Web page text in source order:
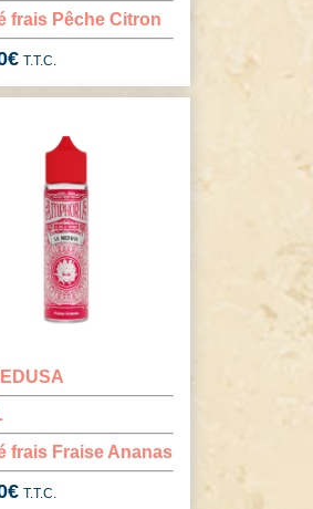
frais Pêche Citron
€ T.T.C.
frais Fraise Ananas
€ T.T.C.